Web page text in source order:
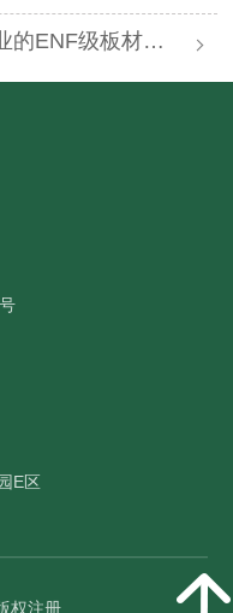
级板材够好么？
E区
权注册